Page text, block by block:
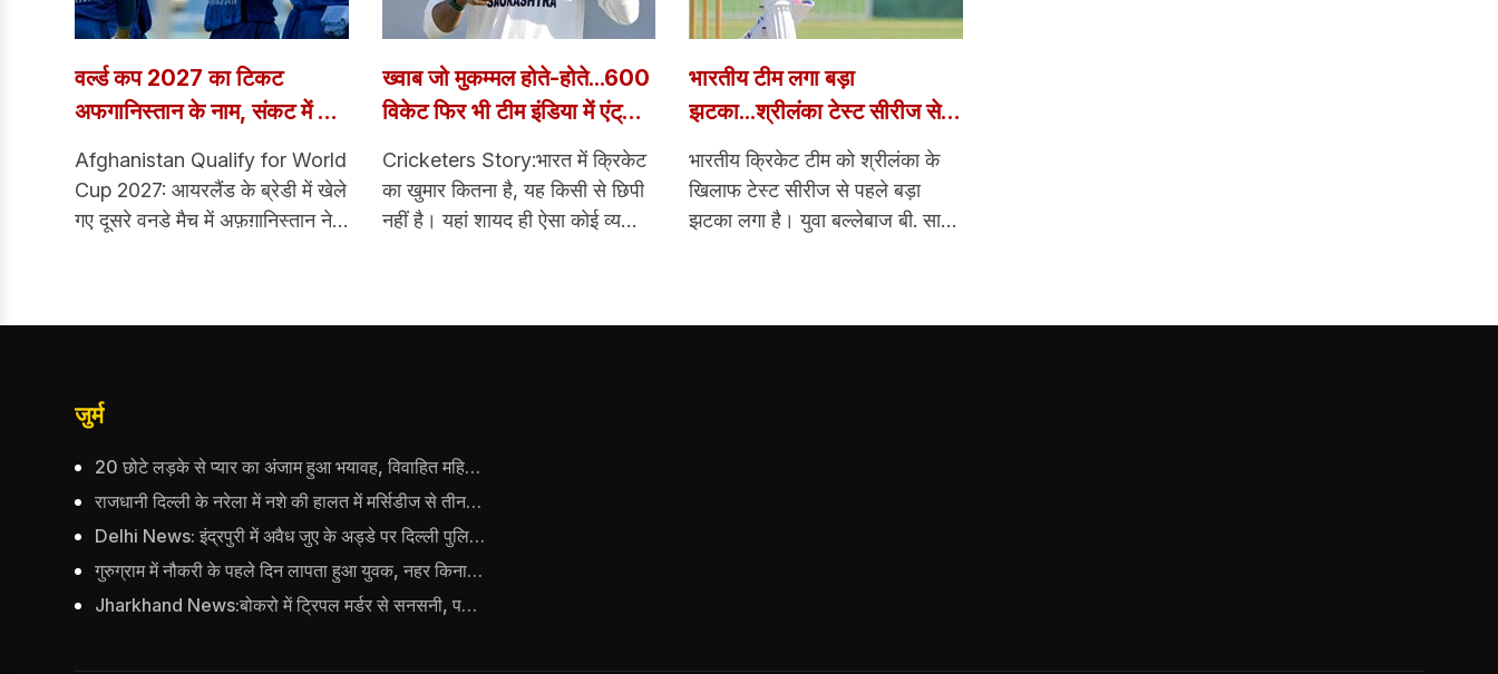
वर्ल्ड कप 2027 का टिकट
अफगानिस्तान के नाम, संकट में दो
Afghanistan Qualify for World
Cup 2027: आयरलैंड के ब्रेडी में खेले
गए दूसरे वनडे मैच में अफ़ग़ानिस्तान ने
स्कोर का आसानी से बचाव किया और
आयरलैंड की टीम 42.5 ओवर में 207
रनों पर ऑलआउट हो गई।
ख्वाब जो मुकम्मल होते-होते...600
विकेट फिर भी टीम इंडिया में एंट्री
नहीं, कहानी क्रिकेट के एक और
जडेजा की
Cricketers Story:भारत में क्रिकेट
का खुमार कितना है, यह किसी से छिपी
नहीं है। यहां शायद ही ऐसा कोई व्यक्ति
भारतीय टीम लगा बड़ा
झटका...श्रीलंका टेस्ट सीरीज से
बाहर हुए साई सुदर्शन, BCCI ने
लिया फैसला
भारतीय क्रिकेट टीम को श्रीलंका के
खिलाफ टेस्ट सीरीज से पहले बड़ा
झटका लगा है। युवा बल्लेबाज बी. साई
जुर्म
20 छोटे लड़के से प्यार का अंजाम हुआ भयावह, विवाहित महिला का शव मिलने से मचा हड़कंप
राजधानी दिल्ली के नरेला में नशे की हालत में मर्सिडीज से तीन कारों को मारी टक्कर, बुजुर्ग महिला की मौत; हिरासत में आरोपी
Delhi News: इंद्रपुरी में अवैध जुए के अड्डे पर दिल्ली पुलिस का छापा, 15 जुआरियों को पकड़ा; ₹3.61 लाख नकद और अन्य सामान बरामद
गुरुग्राम में नौकरी के पहले दिन लापता हुआ युवक, नहर किनारे मिली कार; दिल्ली पुलिस ने दर्ज की FIR
Jharkhand News:बोकरो में ट्रिपल मर्डर से सनसनी, पड़ोसी ने कुल्हाड़ी से पति-पत्नी और बहु की हत्या की